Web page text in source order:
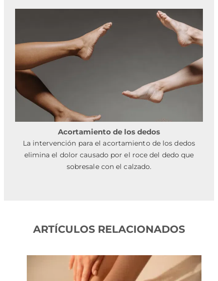
Acortamiento de los dedos
La intervención para el acortamiento de los dedos
elimina el dolor causado por el roce del dedo que
sobresale con el calzado.
ARTÍCULOS RELACIONADOS